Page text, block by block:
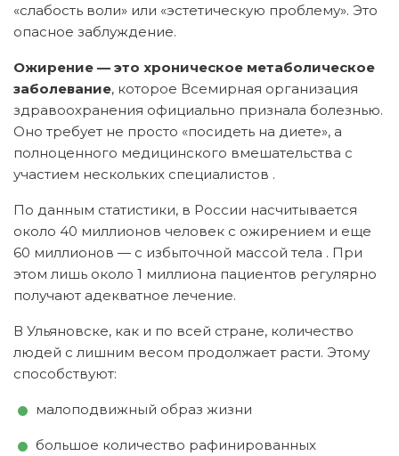
«слабость воли» или «эстетическую проблему». Это
опасное заблуждение.
Ожирение — это хроническое метаболическое
заболевание, которое Всемирная организация
здравоохранения официально признала болезнью.
Оно требует не просто «посидеть на диете», а
полноценного медицинского вмешательства с
участием нескольких специалистов .
По данным статистики, в России насчитывается
около 40 миллионов человек с ожирением и еще
60 миллионов — с избыточной массой тела . При
этом лишь около 1 миллиона пациентов регулярно
получают адекватное лечение.
В Ульяновске, как и по всей стране, количество
людей с лишним весом продолжает расти. Этому
способствуют:
малоподвижный образ жизни
большое количество рафинированных